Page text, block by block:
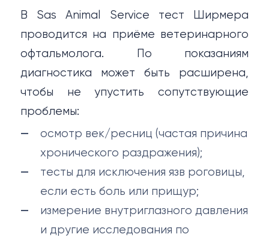
В Sas Animal Service тест Ширмера
проводится на приёме ветеринарного
офтальмолога. По показаниям
диагностика может быть расширена,
чтобы не упустить сопутствующие
проблемы:
осмотр век/ресниц (частая причина
хронического раздражения);
тесты для исключения язв роговицы,
если есть боль или прищур;
измерение внутриглазного давления
и другие исследования по